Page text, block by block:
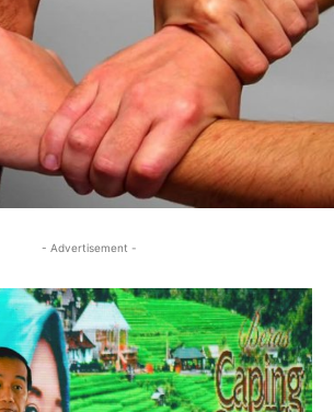
- Advertisement -